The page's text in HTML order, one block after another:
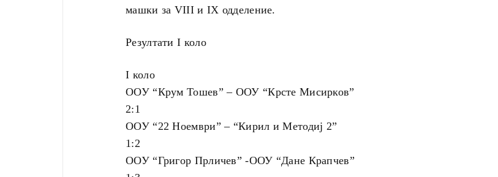
машки за VIII и IX одделение.
Резултати I коло
I коло
ООУ “Крум Тошев” – ООУ “Крсте Мисирков”
2:1
ООУ “22 Ноември” – “Кирил и Методиј 2”
1:2
ООУ “Григор Прличев” -ООУ “Дане Крапчев”